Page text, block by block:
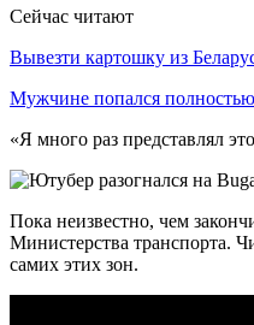
Сейчас читают
Вывезти картошку из
Мужчине попался
«Я много раз представлял
Пока неизвестно, чем
Министерства транспорта.
самих этих зон.